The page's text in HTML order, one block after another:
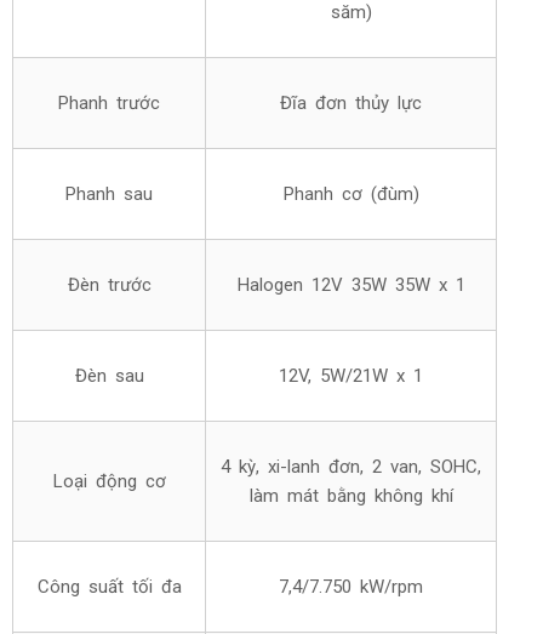
săm)
Phanh trước Đĩa đơn thủy lực
Phanh sau Phanh cơ (đùm)
Đèn trước Halogen 12V 35W 35W x 1
Đèn sau 12V, 5W/21W x 1
Loại động cơ
4 kỳ, xi-lanh đơn, 2 van, SOHC,
làm mát bằng không khí
Công suất tối đa 7,4/7.750 kW/rpm